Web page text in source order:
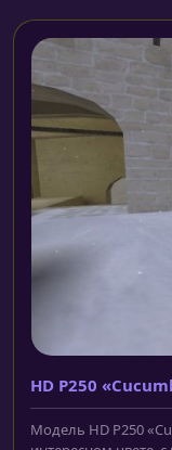
HD P250
Модель HD P250